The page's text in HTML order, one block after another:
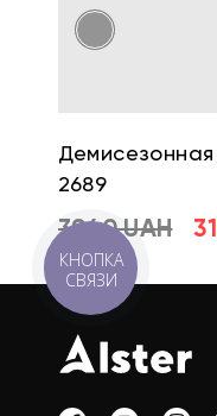
2689
3940 UAH
КНОПКА
СВЯЗИ